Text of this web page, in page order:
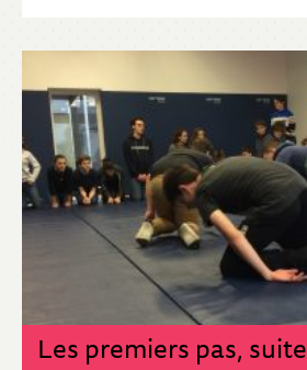
Les premiers pas, suite